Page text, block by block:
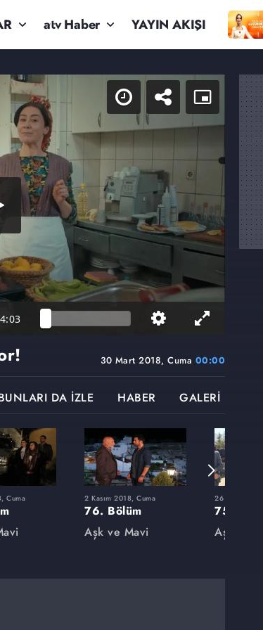
atv Haber YAYIN AKIŞI
30 Mart 2018, Cuma 00:00
DA İZLE HABER GALERİ
Cuma 2 Kasım 2018, Cuma
76. Bölüm
Aşk ve Mavi
26 Ekim 2018,
75. Bölüm
Aşk ve